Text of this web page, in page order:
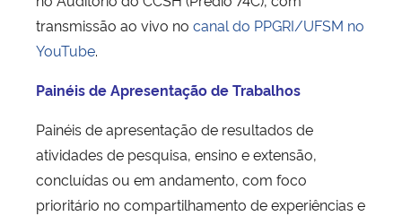
transmissão ao vivo no canal do PPGRI/UFSM no
YouTube.
Painéis de Apresentação de Trabalhos
Painéis de apresentação de resultados de
atividades de pesquisa, ensino e extensão,
concluídas ou em andamento, com foco
prioritário no compartilhamento de experiências e